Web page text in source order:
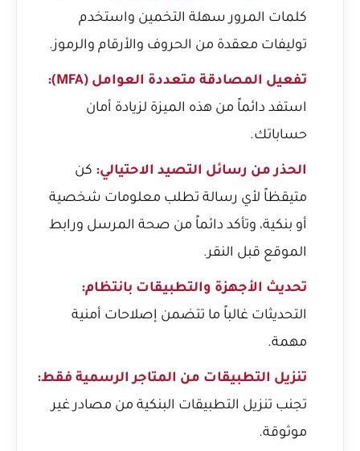
كلمات المرور سهلة التخمين واستخدم
توليفات معقدة من الحروف والأرقام والرموز.
تفعيل المصادقة متعددة العوامل (MFA):
استفد دائماً من هذه الميزة لزيادة أمان
حساباتك.
الحذر من رسائل التصيد الاحتيالي: كن
متيقظاً لأي رسالة تطلب معلومات شخصية
أو بنكية، وتأكد دائماً من صحة المرسل ورابط
الموقع قبل النقر.
تحديث الأجهزة والتطبيقات بانتظام:
التحديثات غالباً ما تتضمن إصلاحات أمنية
مهمة.
تنزيل التطبيقات من المتاجر الرسمية فقط:
تجنب تنزيل التطبيقات البنكية من مصادر غير
موثوقة.